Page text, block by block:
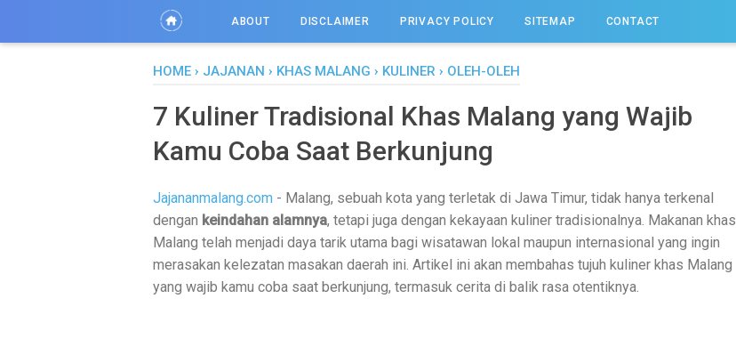
ABOUT DISCLAIMER PRIVACY POLICY SITEMAP CONTACT
HOME › JAJANAN › KHAS MALANG › KULINER › OLEH-OLEH
7 Kuliner Tradisional Khas Malang yang Wajib
Kamu Coba Saat Berkunjung
Jajananmalang.com - Malang, sebuah kota yang terletak di Jawa Timur, tidak hanya terkenal
dengan keindahan alamnya, tetapi juga dengan kekayaan kuliner tradisionalnya. Makanan khas
Malang telah menjadi daya tarik utama bagi wisatawan lokal maupun internasional yang ingin
merasakan kelezatan masakan daerah ini. Artikel ini akan membahas tujuh kuliner khas Malang
yang wajib kamu coba saat berkunjung, termasuk cerita di balik rasa otentiknya.